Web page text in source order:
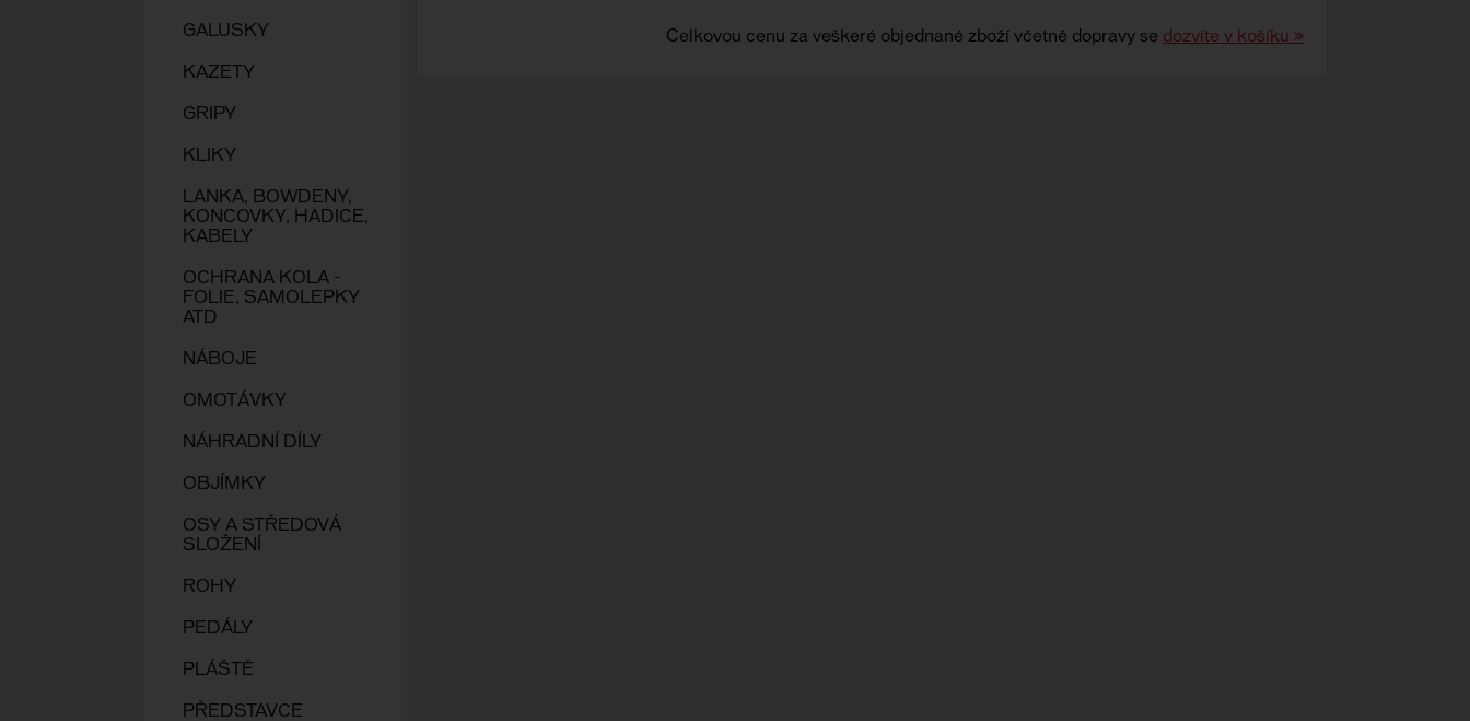
GALUSKY
KAZETY
GRIPY
KLIKY
LANKA, BOWDENY,
KONCOVKY, HADICE,
KABELY
OCHRANA KOLA -
FOLIE, SAMOLEPKY
ATD
NÁBOJE
OMOTÁVKY
NÁHRADNÍ DÍLY
OBJÍMKY
OSY A STŘEDOVÁ
SLOŽENÍ
ROHY
PEDÁLY
PLÁŠTĚ
PŘEDSTAVCE
Celkovou cenu za veškeré objednané zboží včetně dopravy se dozvíte v košíku »